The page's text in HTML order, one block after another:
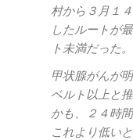
村から３月１
したルートが
ト未満だった。
甲状腺がんが
ベルト以上と
かも、２４時
これより低いと